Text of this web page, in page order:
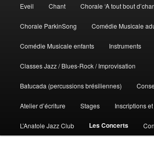
Eveil Chant Chorale ‘A tout bout
Chorale ParkinSong Comédie Musicale
Comédie Musicale enfants Instruments
Classes Jazz / Blues-Rock / Improvisation
Batucada (percussions brésiliennes)
Atelier d’écriture Stages Inscriptions
L’Anatole Jazz Club Les Concerts